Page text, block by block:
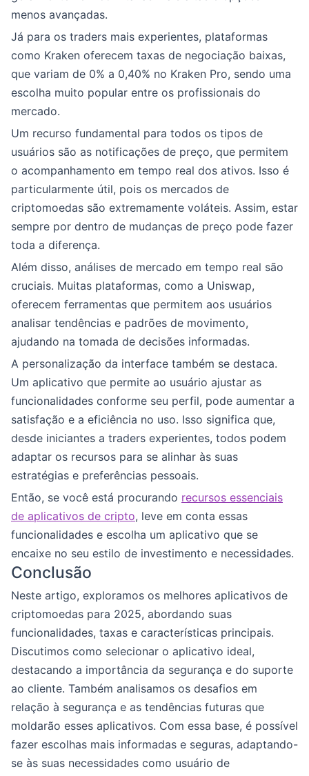
menos avançadas.
Já para os traders mais experientes, plataformas
como Kraken oferecem taxas de negociação baixas,
que variam de 0% a 0,40% no Kraken Pro, sendo uma
escolha muito popular entre os profissionais do
mercado.
Um recurso fundamental para todos os tipos de
usuários são as notificações de preço, que permitem
o acompanhamento em tempo real dos ativos. Isso é
particularmente útil, pois os mercados de
criptomoedas são extremamente voláteis. Assim, estar
sempre por dentro de mudanças de preço pode fazer
toda a diferença.
Além disso, análises de mercado em tempo real são
cruciais. Muitas plataformas, como a Uniswap,
oferecem ferramentas que permitem aos usuários
analisar tendências e padrões de movimento,
ajudando na tomada de decisões informadas.
A personalização da interface também se destaca.
Um aplicativo que permite ao usuário ajustar as
funcionalidades conforme seu perfil, pode aumentar a
satisfação e a eficiência no uso. Isso significa que,
desde iniciantes a traders experientes, todos podem
adaptar os recursos para se alinhar às suas
estratégias e preferências pessoais.
Então, se você está procurando recursos essenciais
de aplicativos de cripto, leve em conta essas
funcionalidades e escolha um aplicativo que se
encaixe no seu estilo de investimento e necessidades.
Conclusão
Neste artigo, exploramos os melhores aplicativos de
criptomoedas para 2025, abordando suas
funcionalidades, taxas e características principais.
Discutimos como selecionar o aplicativo ideal,
destacando a importância da segurança e do suporte
ao cliente. Também analisamos os desafios em
relação à segurança e as tendências futuras que
moldarão esses aplicativos. Com essa base, é possível
fazer escolhas mais informadas e seguras, adaptando-
se às suas necessidades como usuário de